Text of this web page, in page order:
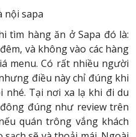
tìm hàng ăn ở Sapa đó là:
và không vào các hàng
menu. Có rất nhiều người
điều này chỉ đúng khi
Tại nơi xa lạ khi đi du
đúng như review trên
quán trông vắng khách